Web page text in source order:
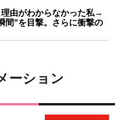
由がわからなかった私→
間”を目撃。さらに衝撃の
ーション